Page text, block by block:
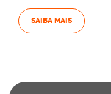
SAIBA MAIS